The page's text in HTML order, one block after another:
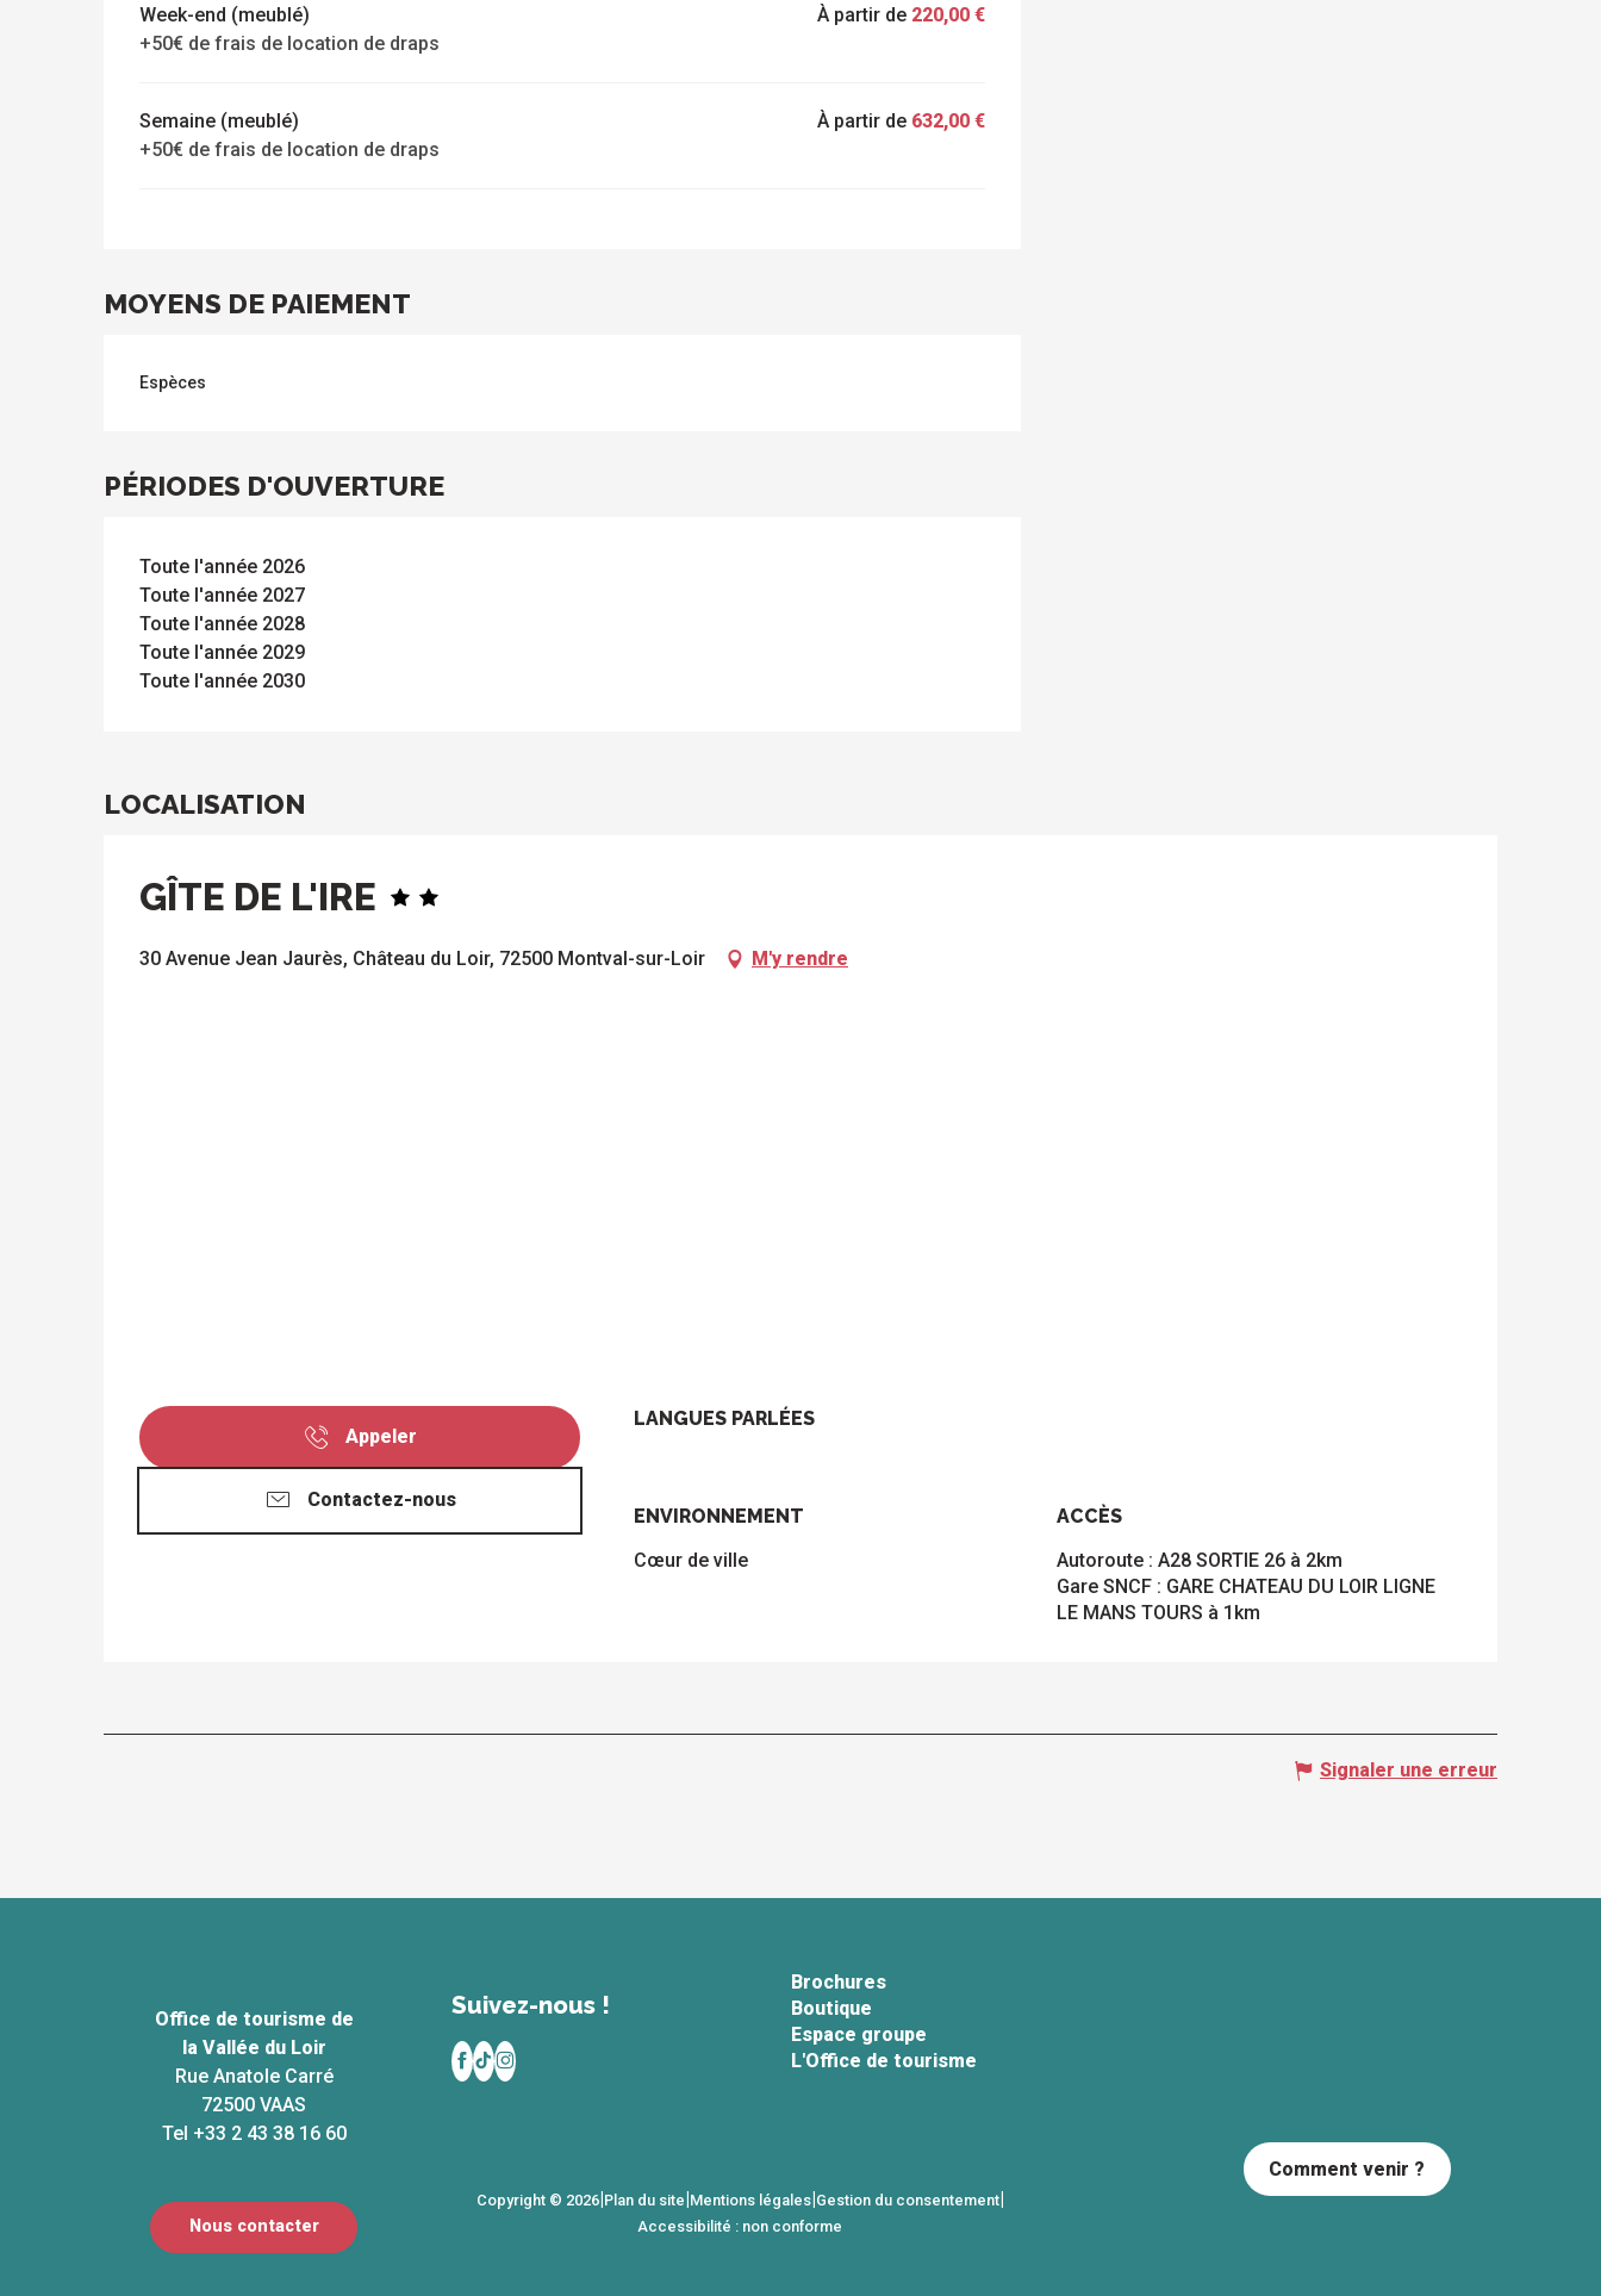
Week-end (meublé)
+50€ de frais de location de draps
À partir de 220,00 €
Semaine (meublé)
+50€ de frais de location de draps
À partir de 632,00 €
MOYENS DE PAIEMENT
Espèces
PÉRIODES D'OUVERTURE
Toute l'année 2026
Toute l'année 2027
Toute l'année 2028
Toute l'année 2029
Toute l'année 2030
LOCALISATION
GÎTE DE L'IRE
30 Avenue Jean Jaurès, Château du Loir, 72500 Montval-sur-Loir M'y rendre
Appeler
Contactez-nous
LANGUES PARLÉES
LANGUES PARLÉES
ENVIRONNEMENT
ENVIRONNEMENT
Cœur de ville
ACCÈS
ACCÈS
Autoroute : A28 SORTIE 26 à 2km
Gare SNCF : GARE CHATEAU DU LOIR LIGNE
LE MANS TOURS à 1km
Signaler une erreur
Office de tourisme de
la Vallée du Loir
Rue Anatole Carré
72500 VAAS
Tel +33 2 43 38 16 60
Nous contacter
Suivez-nous !
Brochures
Boutique
Espace groupe
L'Office de tourisme
Copyright © 2026|Plan du site|Mentions légales|Gestion du consentement|
Accessibilité : non conforme
Comment venir ?